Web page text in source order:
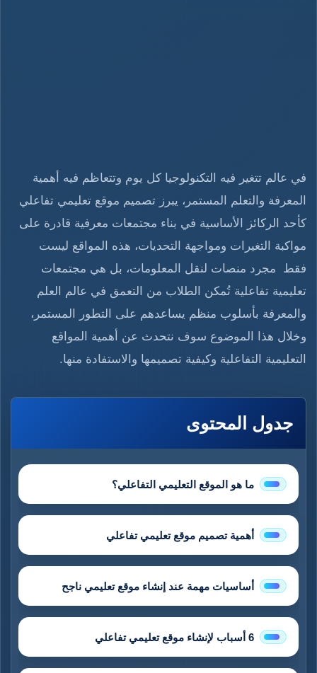
في عالم تتغير فيه التكنولوجيا كل يوم وتتعاظم فيه أهمية
المعرفة والتعلم المستمر، يبرز تصميم موقع تعليمي تفاعلي
كأحد الركائز الأساسية في بناء مجتمعات معرفية قادرة على
مواكبة التغيرات ومواجهة التحديات، هذه المواقع ليست
فقط مجرد منصات لنقل المعلومات، بل هي مجتمعات
تعليمية تفاعلية تُمكن الطلاب من التعمق في عالم العلم
والمعرفة بأسلوب منظم يساعدهم على التطور المستمر،
وخلال هذا الموضوع سوف نتحدث عن أهمية المواقع
التعليمية التفاعلية وكيفية تصميمها والاستفادة منها.
جدول المحتوى
ما هو الموقع التعليمي التفاعلي؟
أهمية تصميم موقع تعليمي تفاعلي
أساسيات مهمة عند إنشاء موقع تعليمي ناجح
6 أسباب لإنشاء موقع تعليمي تفاعلي